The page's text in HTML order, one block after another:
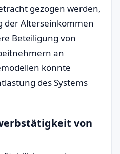
gezogen werden,
der Alterseinkommen
Beteiligung von
an
könnte
des Systems
von